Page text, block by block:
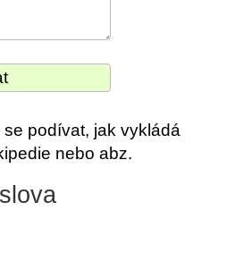
podívat, jak vykládá
nebo abz.